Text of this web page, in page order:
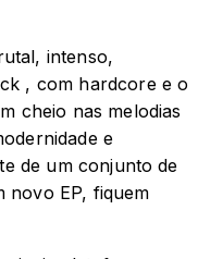
intenso,
, com hardcore e o
cheio nas melodias
e
de um conjunto de
novo EP, fiquem